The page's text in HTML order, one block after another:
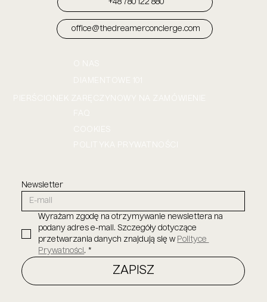
+48 780 122 880
office@thedreamerconcierge.com
PIERŚCIONEK ZARĘCZYNOWY NA ZAMÓWIENIE
POLITYKA PRYWATNOŚCI
Newsletter
Wyrażam zgodę na otrzymywanie newslettera na
podany adres e-mail. Szczegóły dotyczące
przetwarzania danych znajdują się w Polityce
Prywatności . *
ZAPISZ